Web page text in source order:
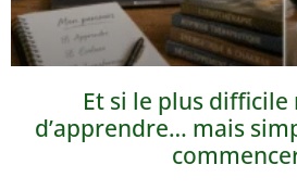
Et si le plus difficile
d’apprendre… mais